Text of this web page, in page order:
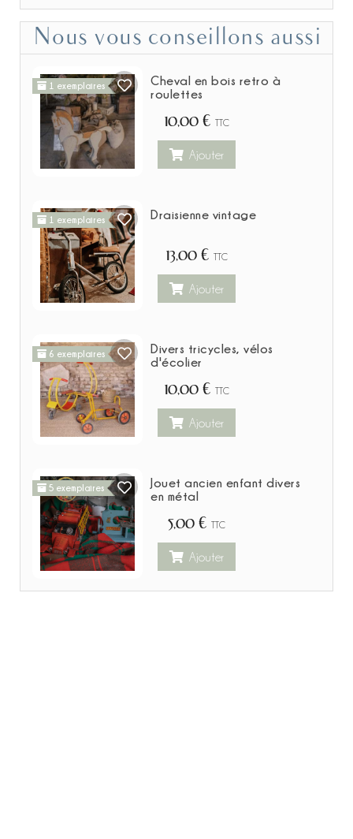
Nous vous conseillons aussi
1 exemplaires
Cheval en bois retro à
roulettes
10,00 € TTC
Ajouter
1 exemplaires Draisienne vintage
13,00 € TTC
Ajouter
6 exemplaires
Divers tricycles, vélos
d'écolier
10,00 € TTC
Ajouter
5 exemplaires
Jouet ancien enfant divers
en métal
5,00 € TTC
Ajouter